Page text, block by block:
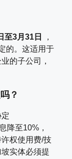
至3月31日
，
的。这适用于
的子公司，
？
降至10%，
权使用费/技
实体必须提